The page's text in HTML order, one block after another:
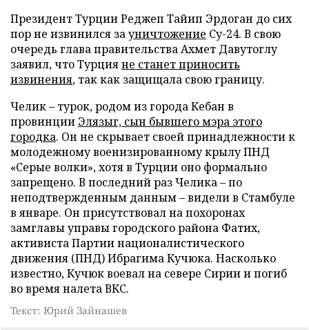
Президент Турции Реджеп Тайип Эрдоган до сих
пор не извинился зауничтожение Су-24. В свою
очередь глава правительства Ахмет Давутоглу
заявил, что Турцияне станет приносить
извинения, так как защищала свою границу.
Челик – турок, родом из города Кебан в
провинции Элязыг, сын бывшего мэра этого
городка. Он не скрывает своей принадлежности к
молодежному военизированному крылу ПНД
«Серые волки», хотя в Турции оно формально
запрещено. В последний раз Челика – по
неподтвержденным данным – видели в Стамбуле
в январе. Он присутствовал на похоронах
замглавы управы городского района Фатих,
активиста Партии националистического
движения (ПНД) Ибрагима Кучюка. Насколько
известно, Кучюк воевал на севере Сирии и погиб
во время налета ВКС.
Текст: Юрий Зайнашев